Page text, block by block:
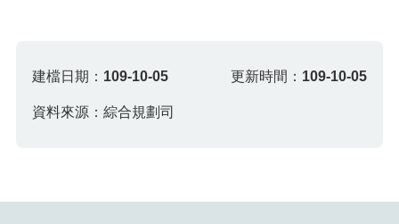
建檔日期： 109-10-05 更新時間： 109-10-05
資料來源：綜合規劃司